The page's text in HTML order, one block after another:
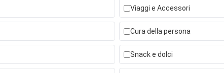
Viaggi e Accessori
Cura della persona
Snack e dolci